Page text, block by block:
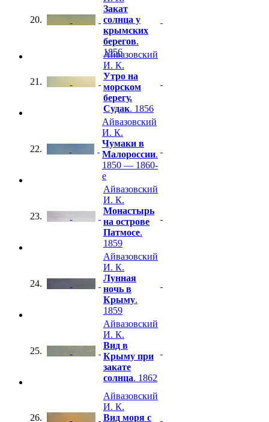
20.
Закат
солнца у
крымских
берегов.
1856
21.
Айвазовский
И. К.
Утро на
морском
берегу.
Судак. 1856
22.
Айвазовский
И. К.
Чумаки в
Малороссии.
1850 — 1860-
е
23.
Айвазовский
И. К.
Монастырь
на острове
Патмосе.
1859
24.
Айвазовский
И. К.
Лунная
ночь в
Крыму.
1859
25.
Айвазовский
И. К.
Вид в
Крыму при
закате
солнца. 1862
26.
Айвазовский
И. К.
Вид моря с